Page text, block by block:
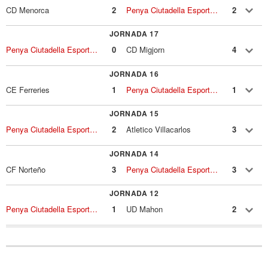
CD Menorca 2 Penya Ciutadella Esportiva 2
JORNADA 17
Penya Ciutadella Esportiva 0 CD Migjorn 4
JORNADA 16
CE Ferreries 1 Penya Ciutadella Esportiva 1
JORNADA 15
Penya Ciutadella Esportiva 2 Atletico Villacarlos 3
JORNADA 14
CF Norteño 3 Penya Ciutadella Esportiva 3
JORNADA 12
Penya Ciutadella Esportiva 1 UD Mahon 2